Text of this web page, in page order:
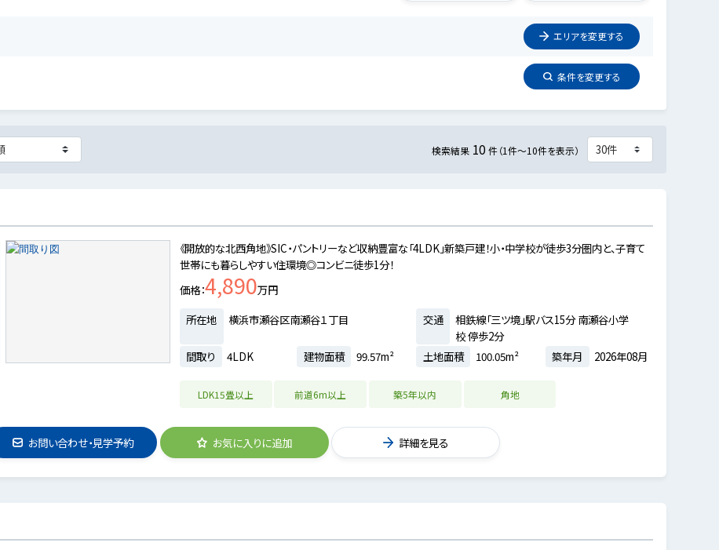
エリアを変更する
条件を変更する
検索結果 10 件（1件～10件を表示）
《開放的な北西角地》SIC・パントリーなど収納豊富な「4LDK」新築戸建！小・中学校が徒歩3分圏内と、子育て
世帯にも暮らしやすい住環境◎コンビニ徒歩1分！
価格 4,890万円
所在地
横浜市瀬谷区南瀬谷１丁目 交通
相鉄線「三ツ境」駅バス15分 南瀬谷小学
校 停歩2分
間取り
4LDK 建物面積 99.57m² 土地面積 100.05m² 築年月 2026年08月
LDK15畳以上 前道6m以上 築5年以内 角地
お問い合わせ・見学予約 お気に入りに追加 詳細を見る